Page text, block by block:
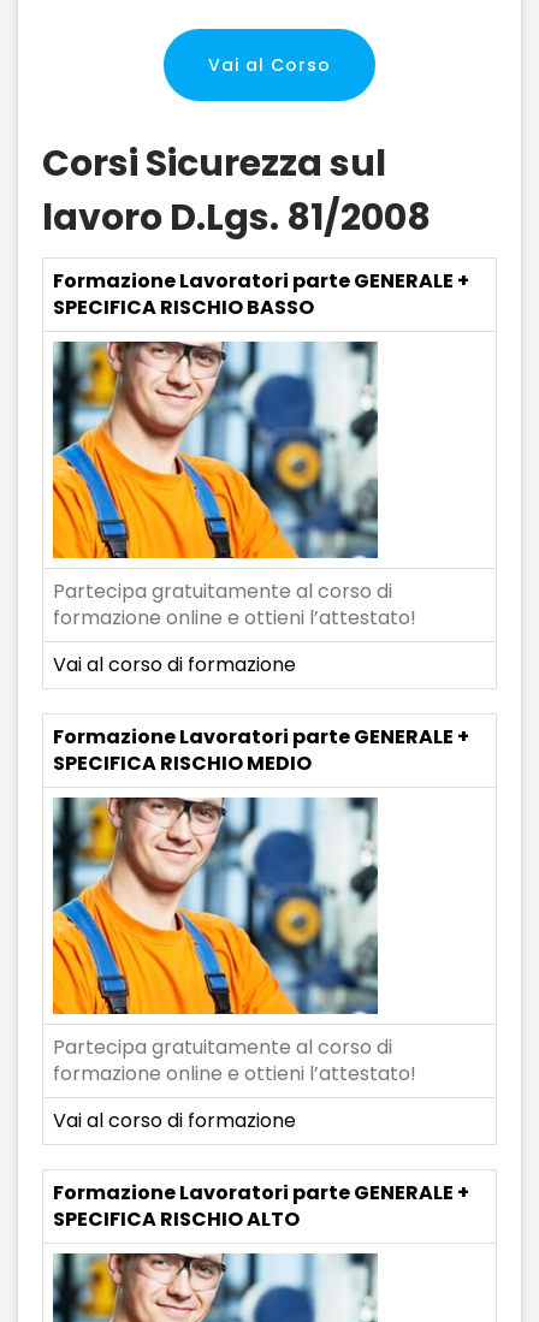
Vai al Corso
Corsi Sicurezza sul
lavoro D.Lgs. 81/2008
Formazione Lavoratori parte GENERALE +
SPECIFICA RISCHIO BASSO
Partecipa gratuitamente al corso di
formazione online e ottieni l’attestato!
Vai al corso di formazione
Formazione Lavoratori parte GENERALE +
SPECIFICA RISCHIO MEDIO
Partecipa gratuitamente al corso di
formazione online e ottieni l’attestato!
Vai al corso di formazione
Formazione Lavoratori parte GENERALE +
SPECIFICA RISCHIO ALTO